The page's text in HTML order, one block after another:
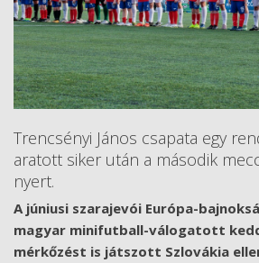
Trencsényi János csapata egy
aratott siker után a második
nyert.
A júniusi szarajevói Európa-
magyar minifutball-válogatott
mérkőzést is játszott Szlovákia